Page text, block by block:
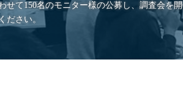
せて150名のモニター様の公募し、調査会を
ださい。